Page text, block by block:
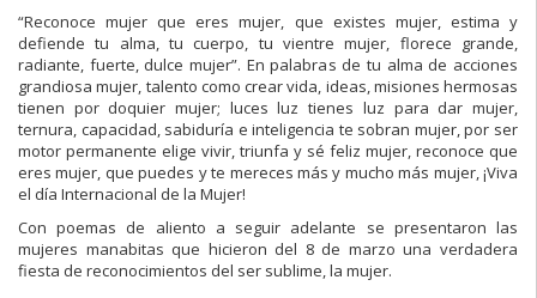
“Reconoce mujer que eres mujer, que existes mujer, estima y
defiende tu alma, tu cuerpo, tu vientre mujer, florece grande,
radiante, fuerte, dulce mujer”. En palabras de tu alma de acciones
grandiosa mujer, talento como crear vida, ideas, misiones hermosas
tienen por doquier mujer; luces luz tienes luz para dar mujer,
ternura, capacidad, sabiduría e inteligencia te sobran mujer, por ser
motor permanente elige vivir, triunfa y sé feliz mujer, reconoce que
eres mujer, que puedes y te mereces más y mucho más mujer, ¡Viva
el día Internacional de la Mujer!
Con poemas de aliento a seguir adelante se presentaron las
mujeres manabitas que hicieron del 8 de marzo una verdadera
fiesta de reconocimientos del ser sublime, la mujer.